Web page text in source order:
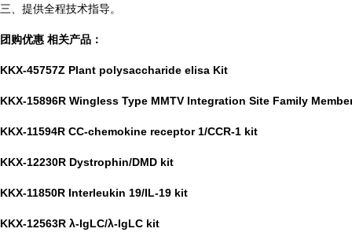
三、提供全程技术指导。
团购优惠 相关产品：
KKX-45757Z Plant polysaccharide elisa Kit
KKX-15896R Wingless Type MMTV Integration Site Family
KKX-11594R CC-chemokine receptor 1/CCR-1 kit
KKX-12230R Dystrophin/DMD kit
KKX-11850R Interleukin 19/IL-19 kit
KKX-12563R λ-IgLC/λ-IgLC kit